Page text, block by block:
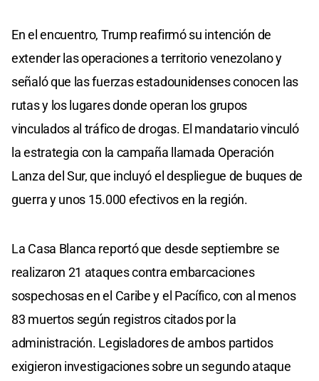
En el encuentro, Trump reafirmó su intención de
extender las operaciones a territorio venezolano y
señaló que las fuerzas estadounidenses conocen las
rutas y los lugares donde operan los grupos
vinculados al tráfico de drogas. El mandatario vinculó
la estrategia con la campaña llamada Operación
Lanza del Sur, que incluyó el despliegue de buques de
guerra y unos 15.000 efectivos en la región.
La Casa Blanca reportó que desde septiembre se
realizaron 21 ataques contra embarcaciones
sospechosas en el Caribe y el Pacífico, con al menos
83 muertos según registros citados por la
administración. Legisladores de ambos partidos
exigieron investigaciones sobre un segundo ataque